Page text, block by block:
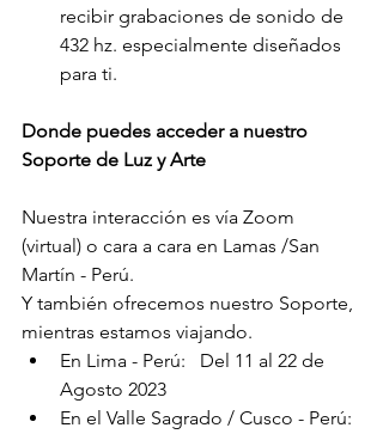
recibir grabaciones de sonido de
432 hz. especialmente diseñados
para ti.
Donde puedes acceder a nuestro
Soporte de Luz y Arte
Nuestra interacción es vía Zoom
(virtual) o cara a cara en Lamas /San
Martín - Perú.
Y también ofrecemos nuestro Soporte,
mientras estamos viajando.
En Lima - Perú:   Del 11 al 22 de
Agosto 2023
En el Valle Sagrado / Cusco - Perú: